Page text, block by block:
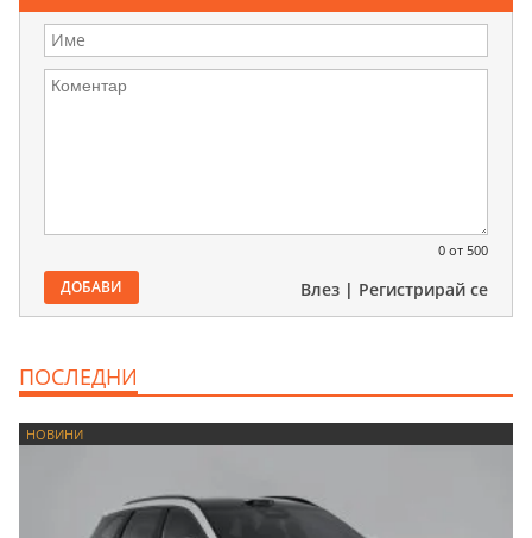
0 от 500
ДОБАВИ Влез | Регистрирай се
ПОСЛЕДНИ
НОВИНИ